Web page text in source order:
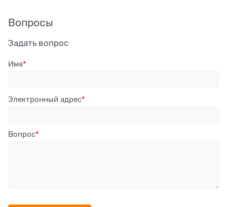
Вопросы
Задать вопрос
Имя
Электронный адрес
Вопрос